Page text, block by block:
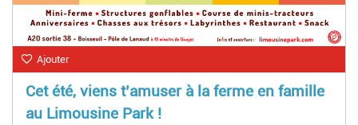
Ajouter
Cet été, viens t’amuser à la ferme en famille
au Limousine Park !